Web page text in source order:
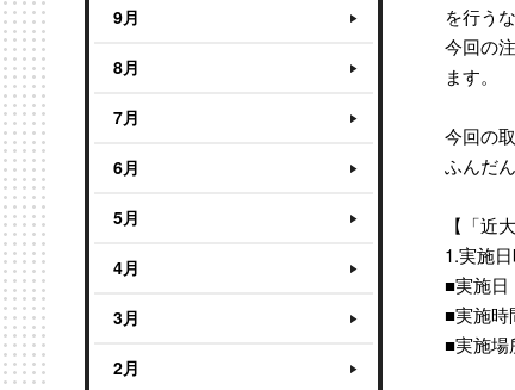
を行う
今回の
ます。
今回の
ふんだ
【「近
1.実施
■実施日
■実施時
■実施
9月
8月
7月
6月
5月
4月
3月
2月